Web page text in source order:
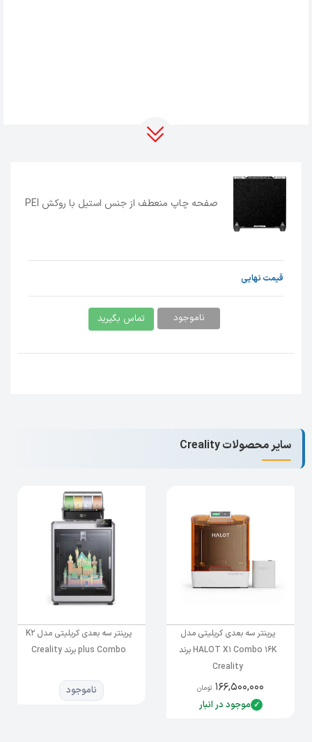
صفحه چاپ منعطف از جنس استیل با روکش PEI
قیمت نهایی
ناموجود تماس بگیرید
سایر محصولات Creality
پرینتر سه بعدی کریلیتی مدل
HALOT X1 Combo 16K برند
Creality
موجود در انبار
۱۶۶,۵۰۰,۰۰۰ تومان
پرینتر سه ‌بعدی کریلیتی مدل K2
plus Combo برند Creality
ناموجود